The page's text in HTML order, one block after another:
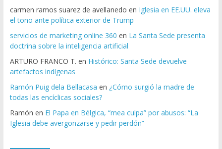
carmen ramos suarez de avellanedo en Iglesia en EE.UU. eleva
el tono ante política exterior de Trump
servicios de marketing online 360 en La Santa Sede presenta
doctrina sobre la inteligencia artificial
ARTURO FRANCO T. en Histórico: Santa Sede devuelve
artefactos indígenas
Ramón Puig dela Bellacasa en ¿Cómo surgió la madre de
todas las encíclicas sociales?
Ramón en El Papa en Bélgica, “mea culpa” por abusos: “La
Iglesia debe avergonzarse y pedir perdón”